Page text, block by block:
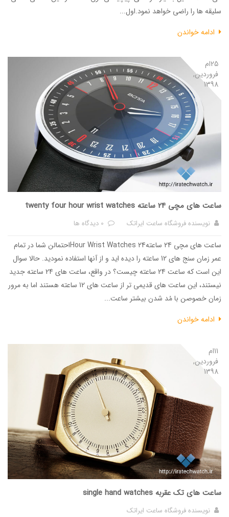
سلیقه ها را راضی خواهد نمود.اول...
ادامه خواندن
25ام
فروردین,
1398
ساعت های مچی 24 ساعته twenty four hour wrist watches
نویسندهفروشگاه ساعت ایراتک 0 دیدگاه ها
ساعت های مچی 24 ساعته24 Hour Wrist Watchesاحتمالن شما در تمام
عمر زمان سنج های 12 ساعته را دیده اید و از آنها استفاده نمودید. حالا سوال
این است که ساعت 24 ساعته چیست؟ در واقع، ساعت های 24 ساعته جدید
نیستند، این ساعت های قدیمی تر از ساعت های 12 ساعته هستند اما به مرور
زمان خصوصن با مُد شدن بیشتر ساعت...
ادامه خواندن
11ام
فروردین,
1398
ساعت های تک عقربه single hand watches
نویسندهفروشگاه ساعت ایراتک